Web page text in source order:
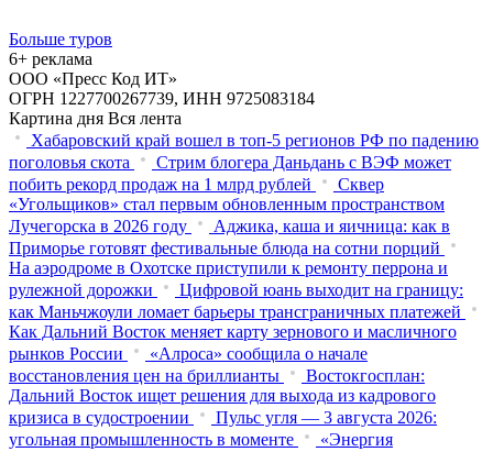
Больше туров
6+ реклама
ООО «Пресс Код ИТ»
ОГРН 1227700267739, ИНН 9725083184
Картина дня Вся лента
Хабаровский край вошел в топ-5 регионов РФ по падению
поголовья скота
Стрим блогера Даньдань с ВЭФ может
побить рекорд продаж на 1 млрд рублей
Сквер
«Угольщиков» стал первым обновленным пространством
Лучегорска в 2026 году
Аджика, каша и яичница: как в
Приморье готовят фестивальные блюда на сотни порций
На аэродроме в Охотске приступили к ремонту перрона и
рулежной дорожки
Цифровой юань выходит на границу:
как Маньчжоули ломает барьеры трансграничных платежей
Как Дальний Восток меняет карту зернового и масличного
рынков России
«Алроса» сообщила о начале
восстановления цен на бриллианты
Востокгосплан:
Дальний Восток ищет решения для выхода из кадрового
кризиса в судостроении
Пульс угля — 3 августа 2026:
угольная промышленность в моменте
«Энергия